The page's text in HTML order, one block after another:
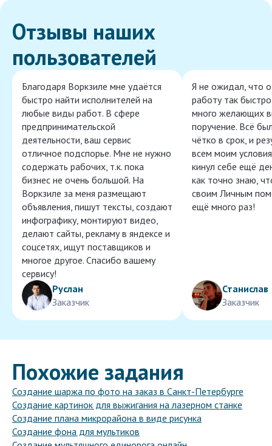
Отзывы наших
пользователей
Благодаря Воркзиле мне удаётся
быстро найти исполнителей на
любые виды работ. В сфере
предпринимательской
деятельности, ваш сервис
отличное подспорье. Мне не нужно
содержать рабочих, т.к. пока
бизнес не очень большой. На
Воркзиле за меня размещают
объявления, пишут тексты, создают
инфографику, монтируют видео,
делают сайты, рекламу в яндексе и
соцсетях, ищут поставщиков и
многое другое. Спасибо вашему
сервису!
Руслан
Заказчик
Я не ожидал, что
работу так
много желающих
поручение. Всё
чётко в срок, и
всем моим
кинул себе ещё
как точно знаю,
своим Личным
ещё много раз!
Станислав
Заказчик
Похожие задания
Создание шаржа по фото на заказ в Санкт-Петербурге
Создание картинок для выжигания на лазерном станке
Создание плана микрорайона в виде рисунка
Создание фона для мультиков